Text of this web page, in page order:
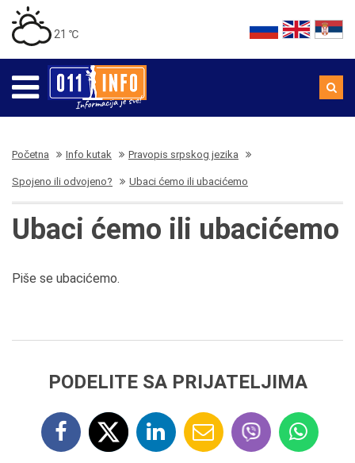
21 ℃
Početna Info kutak Pravopis srpskog jezika
Spojeno ili odvojeno? Ubaci ćemo ili ubacićemo
Ubaci ćemo ili ubacićemo
Piše se ubacićemo.
PODELITE SA PRIJATELJIMA